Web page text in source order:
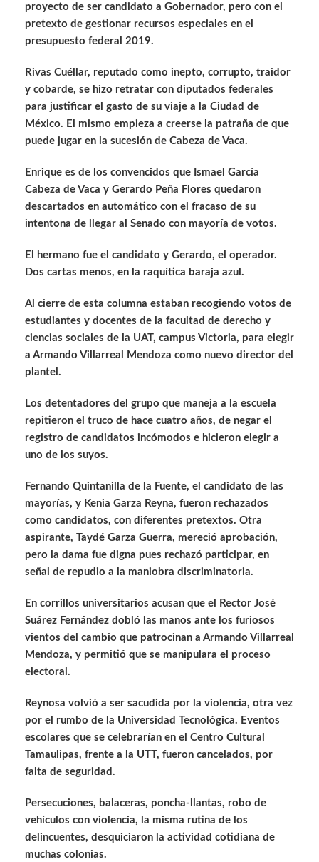
proyecto de ser candidato a Gobernador, pero con el
pretexto de gestionar recursos especiales en el
presupuesto federal 2019.
Rivas Cuéllar, reputado como inepto, corrupto, traidor
y cobarde, se hizo retratar con diputados federales
para justificar el gasto de su viaje a la Ciudad de
México. El mismo empieza a creerse la patraña de que
puede jugar en la sucesión de Cabeza de Vaca.
Enrique es de los convencidos que Ismael García
Cabeza de Vaca y Gerardo Peña Flores quedaron
descartados en automático con el fracaso de su
intentona de llegar al Senado con mayoría de votos.
El hermano fue el candidato y Gerardo, el operador.
Dos cartas menos, en la raquítica baraja azul.
Al cierre de esta columna estaban recogiendo votos de
estudiantes y docentes de la facultad de derecho y
ciencias sociales de la UAT, campus Victoria, para elegir
a Armando Villarreal Mendoza como nuevo director del
plantel.
Los detentadores del grupo que maneja a la escuela
repitieron el truco de hace cuatro años, de negar el
registro de candidatos incómodos e hicieron elegir a
uno de los suyos.
Fernando Quintanilla de la Fuente, el candidato de las
mayorías, y Kenia Garza Reyna, fueron rechazados
como candidatos, con diferentes pretextos. Otra
aspirante, Taydé Garza Guerra, mereció aprobación,
pero la dama fue digna pues rechazó participar, en
señal de repudio a la maniobra discriminatoria.
En corrillos universitarios acusan que el Rector José
Suárez Fernández dobló las manos ante los furiosos
vientos del cambio que patrocinan a Armando Villarreal
Mendoza, y permitió que se manipulara el proceso
electoral.
Reynosa volvió a ser sacudida por la violencia, otra vez
por el rumbo de la Universidad Tecnológica. Eventos
escolares que se celebrarían en el Centro Cultural
Tamaulipas, frente a la UTT, fueron cancelados, por
falta de seguridad.
Persecuciones, balaceras, poncha-llantas, robo de
vehículos con violencia, la misma rutina de los
delincuentes, desquiciaron la actividad cotidiana de
muchas colonias.